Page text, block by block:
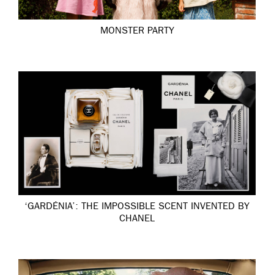
MONSTER PARTY
‘GARDÉNIA’: THE IMPOSSIBLE SCENT INVENTED BY
CHANEL